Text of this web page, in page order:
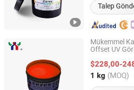
Talep
Mükemmel
Offset UV
Renk
$228,00-
1 kg (MOQ)
Print Area Technology
Guangdong, China